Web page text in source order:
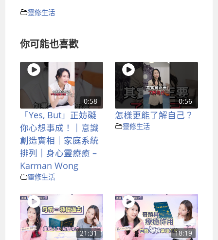
靈修生活
你可能也喜歡
0:58
「Yes, But」正妨礙
你心想事成！｜意識
創造實相｜家庭系統
排列｜身心靈療癒 –
Karman Wong
靈修生活
0:56
怎樣更能了解自己？
靈修生活
21:31 18:19